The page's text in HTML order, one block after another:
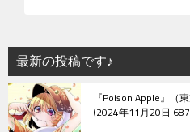
シ
ョ
ン
最新の投稿です♪
『Poison Apple』（
2024年11月20日